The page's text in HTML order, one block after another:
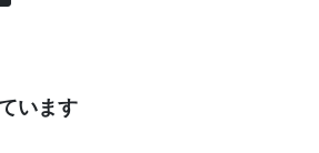
います